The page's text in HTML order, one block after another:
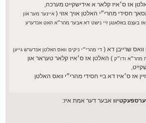
אז ס׳איז קלאר א אידישקייט מערכה,
חסידי מהרי״י האלטן אויך אזוי ( איינער מער און
אז בעצם באלאנגן זיי נישט דא אבער מהר״א האט אנדערע
וואס שרייבן דא ( די מהרי״י ניקים וואס האלטן אנדערש גייען
מהר״א ודו״ק ) האלטן אז ס׳איז קלאר טעראר און
אז ס׳איז דא ביי חסידי מהרי״י וואס האלטן
אבער דער אמת איז: